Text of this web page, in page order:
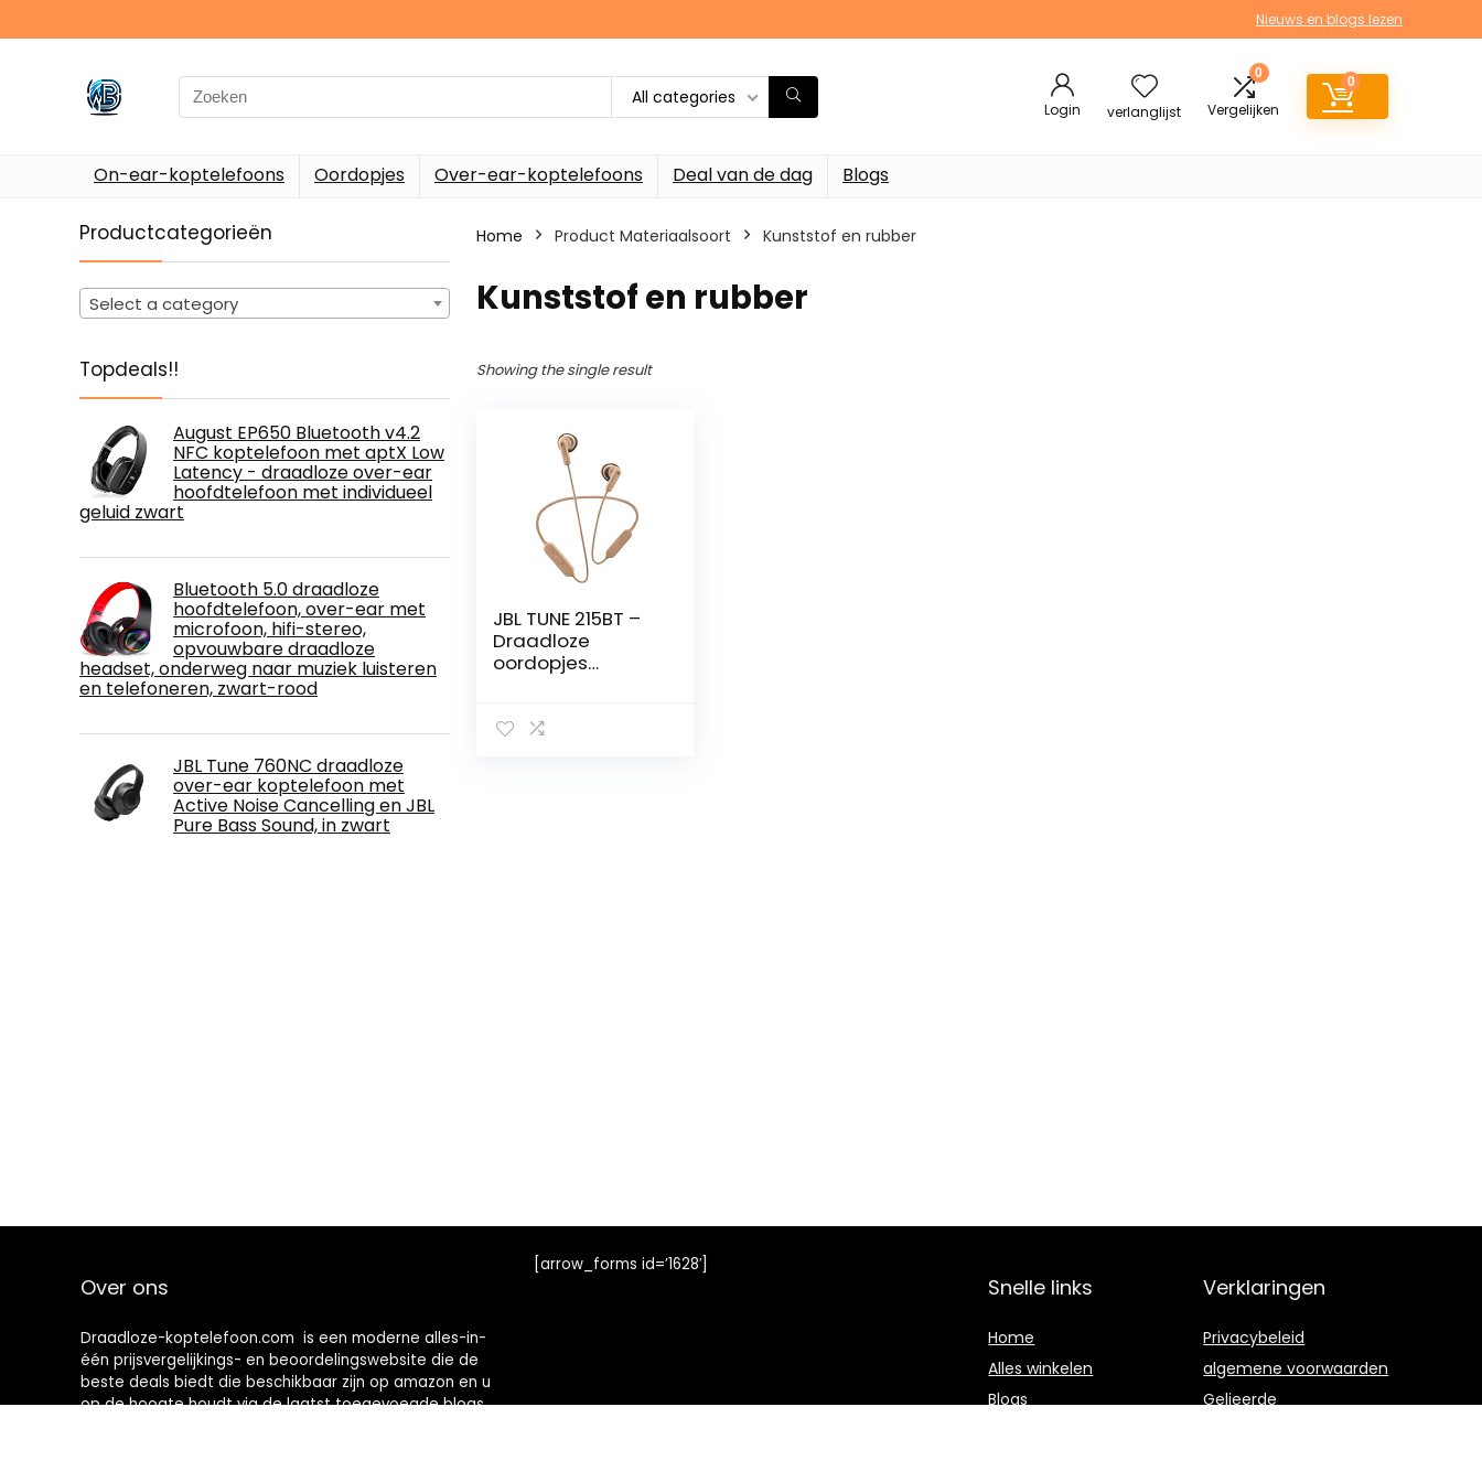
Nieuws en blogs lezen
Search
for:
All categories
Login verlanglijst
0
Vergelijken
0
On-ear-koptelefoons Oordopjes Over-ear-koptelefoons Deal van de dag Blogs
Productcategorieën
Select a category
Topdeals!!
August EP650 Bluetooth v4.2
NFC koptelefoon met aptX Low
Latency - draadloze over-ear
hoofdtelefoon met individueel
geluid zwart
Bluetooth 5.0 draadloze
hoofdtelefoon, over-ear met
microfoon, hifi-stereo,
opvouwbare draadloze
headset, onderweg naar muziek luisteren
en telefoneren, zwart-rood
JBL Tune 760NC draadloze
over-ear koptelefoon met
Active Noise Cancelling en JBL
Pure Bass Sound, in zwart
Home Product Materiaalsoort ‎Kunststof en rubber
‎Kunststof en rubber
Showing the single result
JBL TUNE 215BT –
Draadloze
oordopjes
ingebouwde
Over ons
Draadloze-koptelefoon.com is een moderne alles-in-
één prijsvergelijkings- en beoordelingswebsite die de
beste deals biedt die beschikbaar zijn op amazon en u
op de hoogte houdt via de laatst toegevoegde blogs.
[arrow_forms id=’1628′]
Snelle links
Home
Alles winkelen
Blogs
Verklaringen
Privacybeleid
algemene voorwaarden
Gelieerde